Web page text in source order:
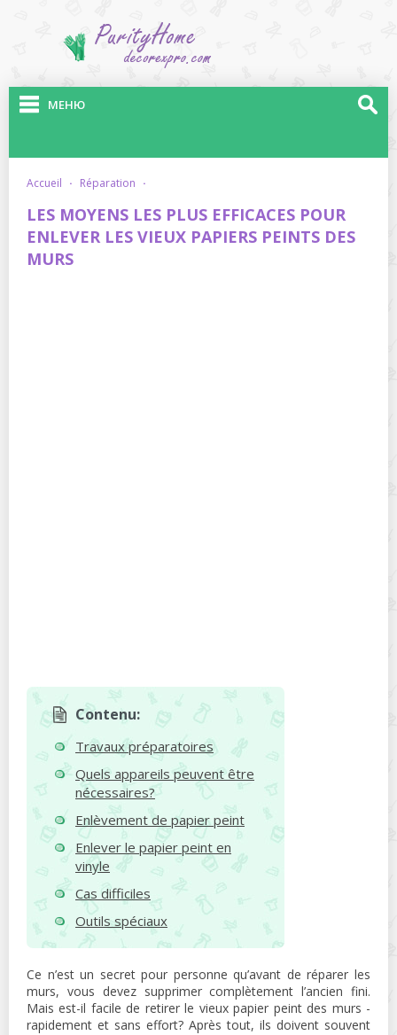
МЕНЮ
accueil · réparation ·
LES MOYENS LES PLUS EFFICACES POUR
ENLEVER LES VIEUX PAPIERS PEINTS DES
MURS
Contenu:
Travaux préparatoires
Quels appareils peuvent être
nécessaires?
Enlèvement de papier peint
Enlever le papier peint en
vinyle
Cas difficiles
Outils spéciaux
Ce n’est un secret pour personne qu’avant de réparer les
murs, vous devez supprimer complètement l’ancien fini.
Mais est-il facile de retirer le vieux papier peint des murs -
rapidement et sans effort? Après tout, ils doivent souvent